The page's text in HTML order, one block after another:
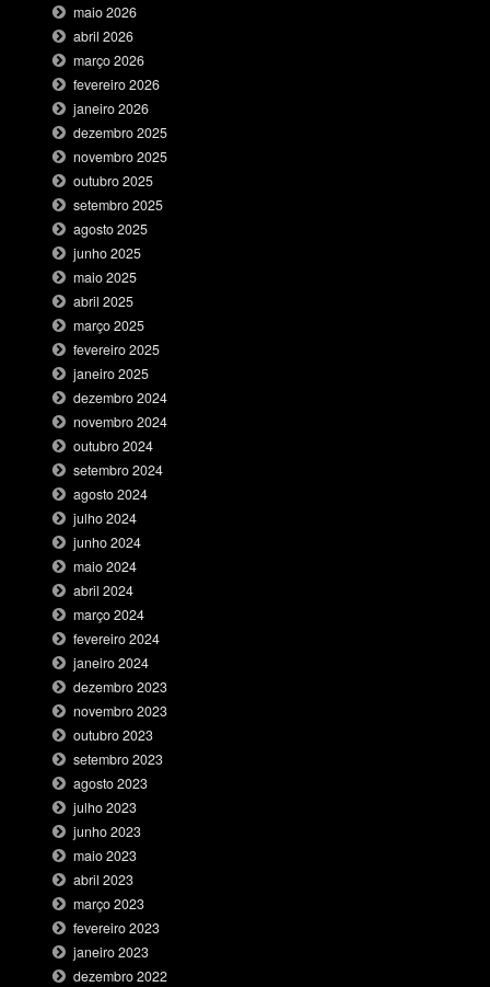
maio 2026
abril 2026
março 2026
fevereiro 2026
janeiro 2026
dezembro 2025
novembro 2025
outubro 2025
setembro 2025
agosto 2025
junho 2025
maio 2025
abril 2025
março 2025
fevereiro 2025
janeiro 2025
dezembro 2024
novembro 2024
outubro 2024
setembro 2024
agosto 2024
julho 2024
junho 2024
maio 2024
abril 2024
março 2024
fevereiro 2024
janeiro 2024
dezembro 2023
novembro 2023
outubro 2023
setembro 2023
agosto 2023
julho 2023
junho 2023
maio 2023
abril 2023
março 2023
fevereiro 2023
janeiro 2023
dezembro 2022